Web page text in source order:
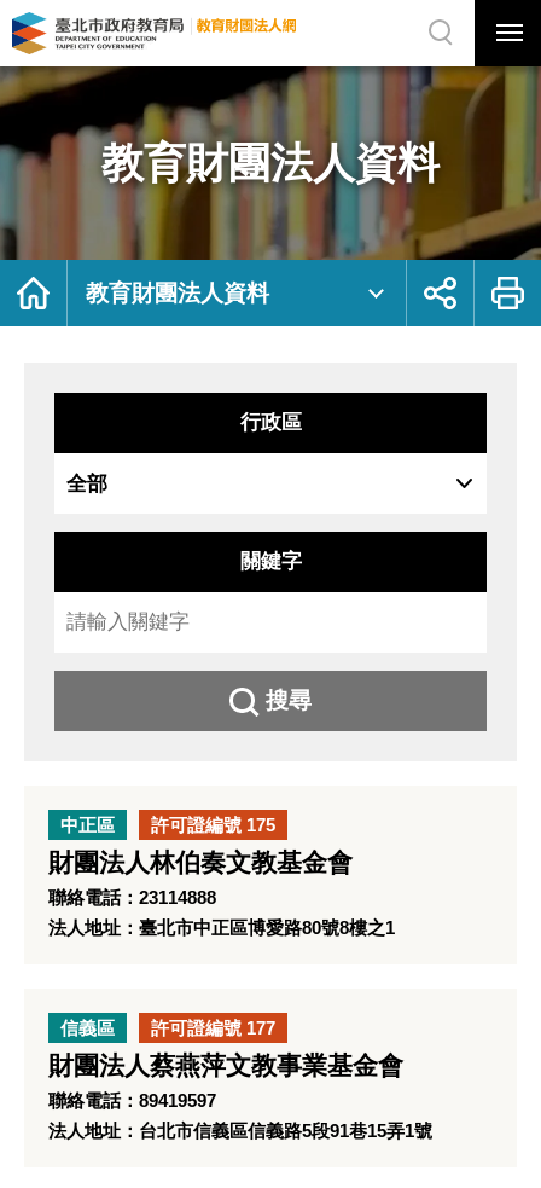
教
育
團
資
料
府
局
法
網
站
選
選
單
關
網
站
尋
教育財團法人資料
首
教育財團法人資料
展
鈕
列
行政區
關鍵字
搜尋
中正區 許可證編號 175
財團法人林伯奏文教基金會
聯絡電話：23114888
法人地址：臺北市中正區博愛路80號8樓之1
信義區 許可證編號 177
財團法人蔡燕萍文教事業基金會
聯絡電話：89419597
法人地址：台北市信義區信義路5段91巷15弄1號